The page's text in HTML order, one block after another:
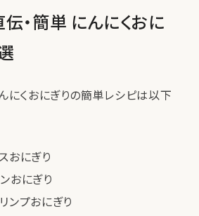
・簡単 にんにくおに
にくおにぎりの簡単レシピは以下
おにぎり
おにぎり
ンプおにぎり